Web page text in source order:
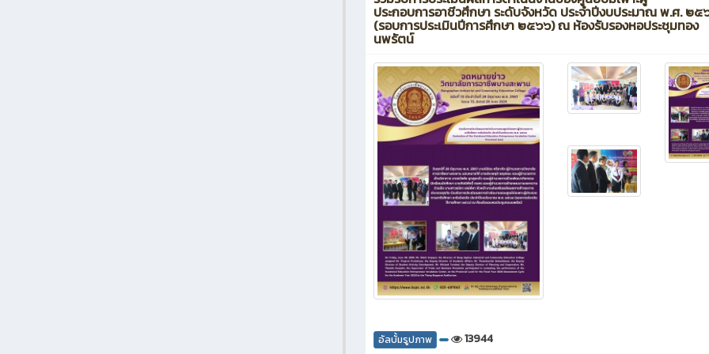
ประกอบการอาชีวศึกษา ระดับจังหวัด ประจำปีงบประมาณ พ.ศ. ๒
(รอบการประเมินปีการศึกษา ๒๕๖๖) ณ ห้องรับรองหอประชุมทอง
นพรัตน์
อัลบั้มรูปภาพ 13944